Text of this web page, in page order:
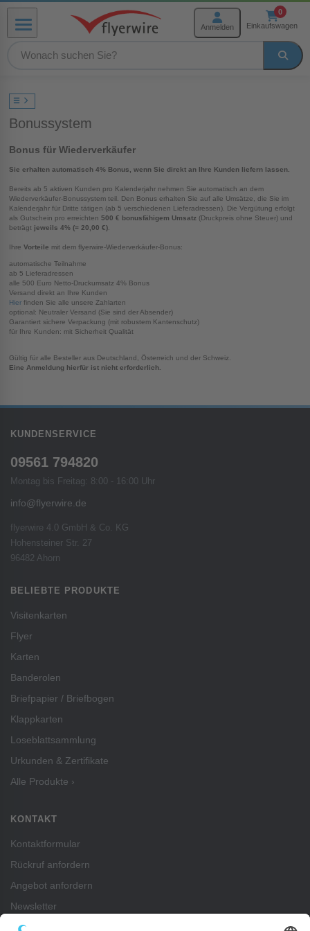
Zum Inhalt springen
Menü Anmelden
0
Einkaufswagen
Weiterverarbeitung
Bonussystem
Bonus für Wiederverkäufer
Sie erhalten automatisch 4% Bonus, wenn Sie direkt an Ihre Kunden liefern lassen.
Bereits ab 5 aktiven Kunden pro Kalenderjahr nehmen Sie automatisch an dem
Wiederverkäufer-Bonussystem teil. Den Bonus erhalten Sie auf alle Umsätze, die Sie im
Kalenderjahr für Dritte tätigen (ab 5 verschiedenen Lieferadressen). Die Vergütung erfolgt
als Gutschein pro erreichten 500 € bonusfähigem Umsatz (Druckpreis ohne Steuer) und
beträgt jeweils 4% (= 20,00 €)
Ihre Vorteile mit dem flyerwire-Wiederverkäufer-Bonus:
automatische Teilnahme
ab 5 Lieferadressen
alle 500 Euro Netto-Druckumsatz 4% Bonus
Versand direkt an Ihre Kunden
Hier finden Sie alle unsere Zahlarten
optional: Neutraler Versand (Sie sind der Absender)
Garantiert sichere Verpackung (mit robustem Kantenschutz)
für Ihre Kunden: mit Sicherheit Qualität
Gültig für alle Besteller aus Deutschland, Österreich und der Schweiz.
Eine Anmeldung hierfür ist nicht erforderlich.
KUNDENSERVICE
09561 794820
Montag bis Freitag: 8:00 - 16:00 Uhr
info@flyerwire.de
flyerwire 4.0 GmbH & Co. KG
Hohensteiner Str. 27
96482 Ahorn
BELIEBTE PRODUKTE
Visitenkarten
Flyer
Karten
Banderolen
Briefpapier / Briefbogen
Klappkarten
Loseblattsammlung
Urkunden & Zertifikate
Alle Produkte ›
KONTAKT
Kontaktformular
Rückruf anfordern
Angebot anfordern
Newsletter